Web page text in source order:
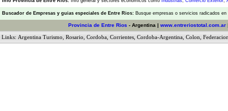
Buscador de Empresas y guias especiales de Entre Rios: Busque empresas o servicios radicados
Provincia de Entre Rios - Argentina | www.entreriostotal.com.ar
Links: Argentina Turismo Rosario Cordoba Corrientes Cordoba-Argentina Colon